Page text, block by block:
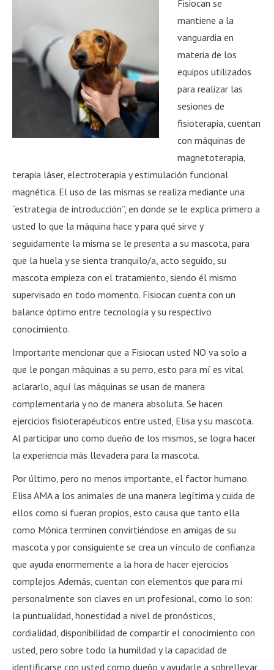
Fisiocan se
mantiene a la
vanguardia en
materia de los
equipos utilizados
para realizar las
sesiones de
fisioterapia, cuentan
con máquinas de
magnetoterapia,
terapia láser, electroterapia y estimulación funcional
magnética. El uso de las mismas se realiza mediante una
“estrategia de introducción”, en donde se le explica primero a
usted lo que la máquina hace y para qué sirve y
seguidamente la misma se le presenta a su mascota, para
que la huela y se sienta tranquilo/a, acto seguido, su
mascota empieza con el tratamiento, siendo él mismo
supervisado en todo momento. Fisiocan cuenta con un
balance óptimo entre tecnología y su respectivo
conocimiento.
Importante mencionar que a Fisiocan usted NO va solo a
que le pongan máquinas a su perro, esto para mí es vital
aclararlo, aquí las máquinas se usan de manera
complementaria y no de manera absoluta. Se hacen
ejercicios fisioterapéuticos entre usted, Elisa y su mascota.
Al participar uno como dueño de los mismos, se logra hacer
la experiencia más llevadera para la mascota.
Por último, pero no menos importante, el factor humano.
Elisa AMA a los animales de una manera legítima y cuida de
ellos como si fueran propios, esto causa que tanto ella
como Mónica terminen convirtiéndose en amigas de su
mascota y por consiguiente se crea un vínculo de confianza
que ayuda enormemente a la hora de hacer ejercicios
complejos. Además, cuentan con elementos que para mí
personalmente son claves en un profesional, como lo son:
la puntualidad, honestidad a nivel de pronósticos,
cordialidad, disponibilidad de compartir el conocimiento con
usted, pero sobre todo la humildad y la capacidad de
identificarse con usted como dueño y ayudarle a sobrellevar